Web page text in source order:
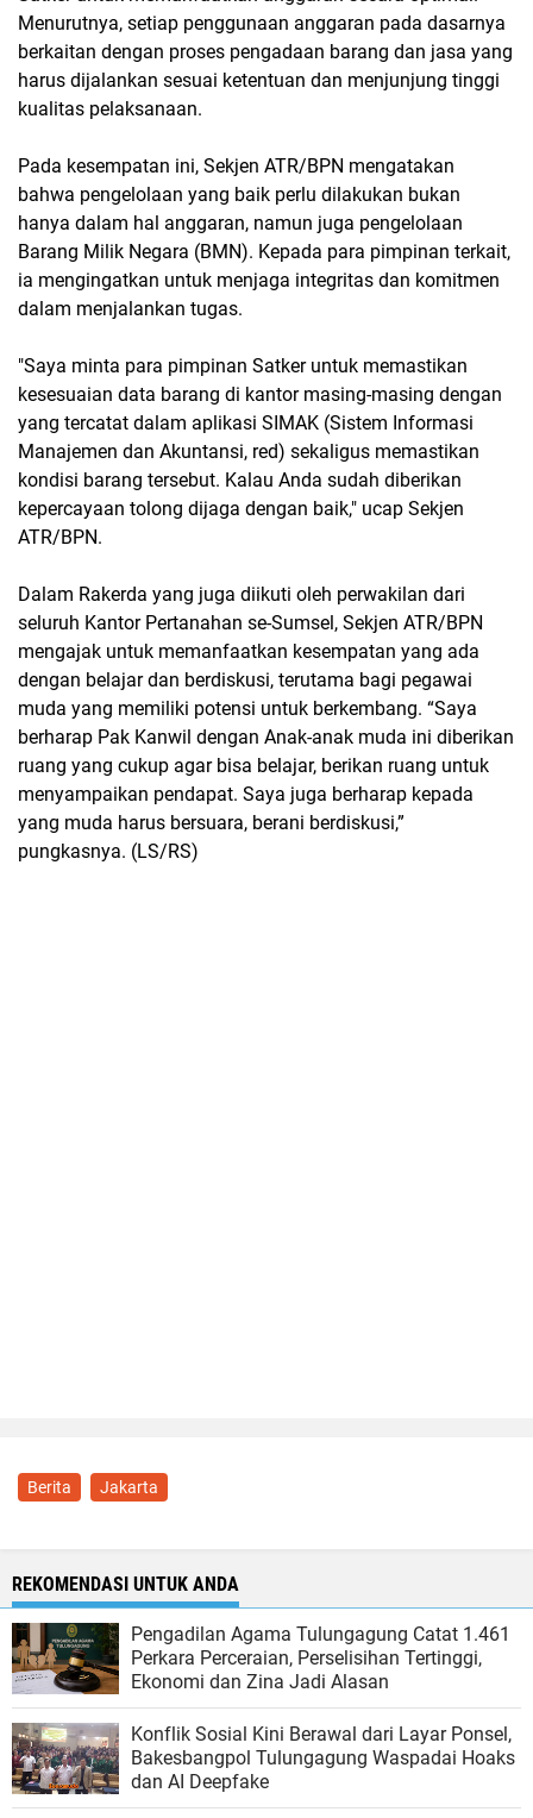
Menurutnya, setiap penggunaan anggaran pada dasarnya
berkaitan dengan proses pengadaan barang dan jasa yang
harus dijalankan sesuai ketentuan dan menjunjung tinggi
kualitas pelaksanaan.
Pada kesempatan ini, Sekjen ATR/BPN mengatakan
bahwa pengelolaan yang baik perlu dilakukan bukan
hanya dalam hal anggaran, namun juga pengelolaan
Barang Milik Negara (BMN). Kepada para pimpinan terkait,
ia mengingatkan untuk menjaga integritas dan komitmen
dalam menjalankan tugas.
"Saya minta para pimpinan Satker untuk memastikan
kesesuaian data barang di kantor masing-masing dengan
yang tercatat dalam aplikasi SIMAK (Sistem Informasi
Manajemen dan Akuntansi, red) sekaligus memastikan
kondisi barang tersebut. Kalau Anda sudah diberikan
kepercayaan tolong dijaga dengan baik," ucap Sekjen
ATR/BPN.
Dalam Rakerda yang juga diikuti oleh perwakilan dari
seluruh Kantor Pertanahan se-Sumsel, Sekjen ATR/BPN
mengajak untuk memanfaatkan kesempatan yang ada
dengan belajar dan berdiskusi, terutama bagi pegawai
muda yang memiliki potensi untuk berkembang. “Saya
berharap Pak Kanwil dengan Anak-anak muda ini diberikan
ruang yang cukup agar bisa belajar, berikan ruang untuk
menyampaikan pendapat. Saya juga berharap kepada
yang muda harus bersuara, berani berdiskusi,”
pungkasnya. (LS/RS)
Berita Jakarta
REKOMENDASI UNTUK ANDA
Pengadilan Agama Tulungagung Catat 1.461
Perkara Perceraian, Perselisihan Tertinggi,
Ekonomi dan Zina Jadi Alasan
Konflik Sosial Kini Berawal dari Layar Ponsel,
Bakesbangpol Tulungagung Waspadai Hoaks
dan AI Deepfake